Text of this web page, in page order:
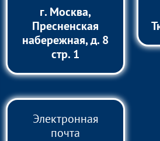
г. Москва,
Пресненская
набережная, д. 8
стр. 1
Электронная
почта